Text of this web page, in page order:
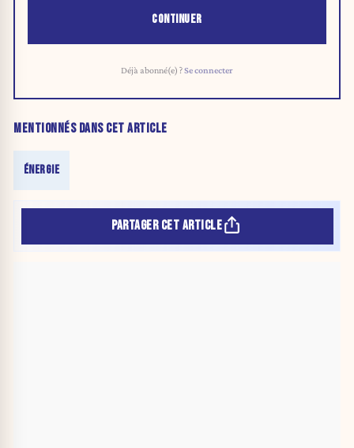
CONTINUER
Déjà abonné(e) ?Se connecter
MENTIONNÉS DANS CET ARTICLE
ÉNERGIE
PARTAGER CET ARTICLE